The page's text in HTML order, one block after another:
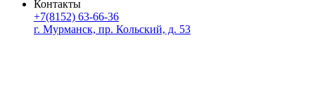
Контакты
+7(8152) 63-66-36
г. Мурманск, пр. Кольский, д. 53